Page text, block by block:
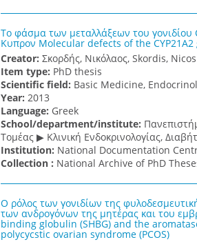
Το φάσμα των μεταλλάξεων του γονιδίου
Κυπρον Molecular defects of the
Creator: Σκορδής, Νικόλαος, Skordis, Nicos
Item type: PhD thesis
Scientific field: Basic Medicine,
Υear: 2013
Language: Greek
School/department/institute:
Τομέας ▶ Κλινική Ενδοκρινολογίας,
Institution: National Documentation
Collection : National Archive of PhD
Ο ρόλος των γονιδίων της
των ανδρογόνων της μητέρας και του
binding globulin (SHBG) and the
polycycstic ovarian syndrome (PCOS)